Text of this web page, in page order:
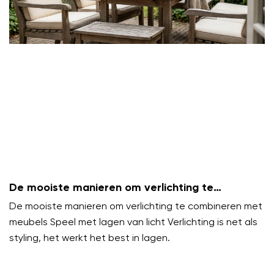
De mooiste manieren om verlichting te
combineren met meubels
De mooiste manieren om verlichting te combineren met
meubels Speel met lagen van licht Verlichting is net als
styling, het werkt het best in lagen.